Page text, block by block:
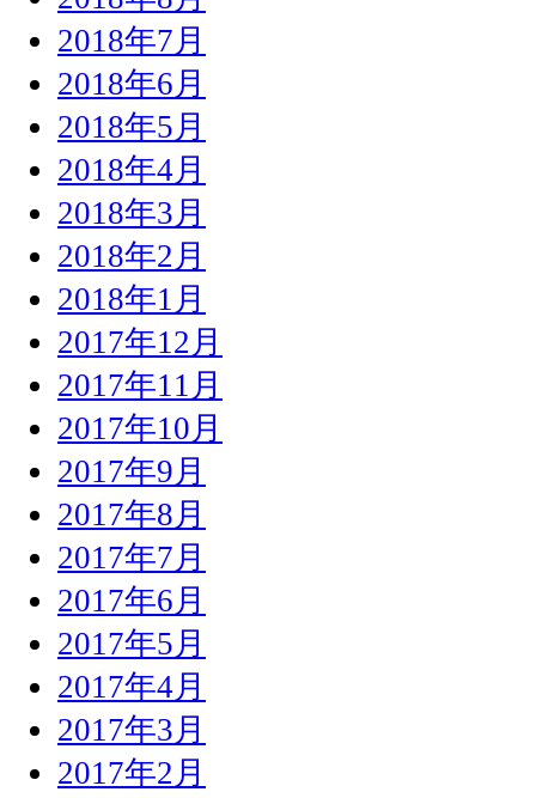
2018年7月
2018年6月
2018年5月
2018年4月
2018年3月
2018年2月
2018年1月
2017年12月
2017年11月
2017年10月
2017年9月
2017年8月
2017年7月
2017年6月
2017年5月
2017年4月
2017年3月
2017年2月